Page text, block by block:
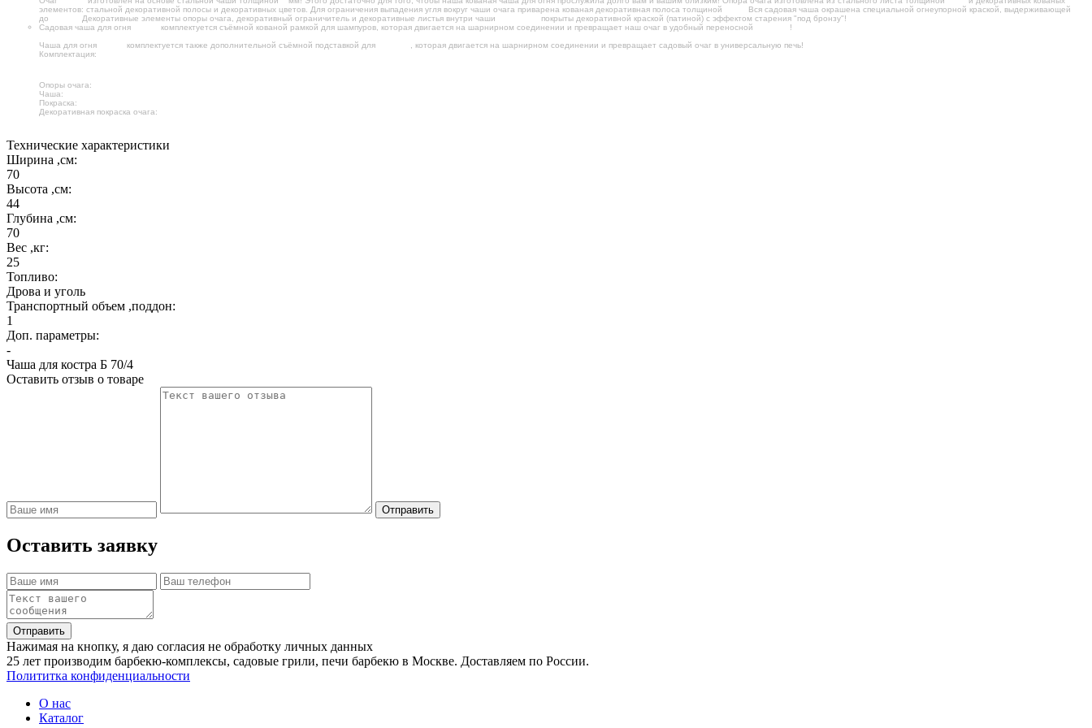
элементов: стальной декоративной полосы и декоративных цветов. Для ограничения выпадения угля вокруг чаши очага приварена кованая декоративная полоса толщиной
Вся садовая чаша окрашена специальной огнеупорной краской, выдерживающей
до
Декоративные элементы опоры очага, декоративный ограничитель и декоративные листья внутри чаши
покрыты декоративной краской (патиной) с эффектом старения "под бронзу"!
Садовая чаша для огня
комплектуется съёмной кованой рамкой для шампуров, которая двигается на шарнирном соединении и превращает наш очаг в удобный переносной
!
Чаша для огня
комплектуется также дополнительной съёмной подставкой для
, которая двигается на шарнирном соединении и превращает садовый очаг в универсальную печь!
Комплектация:
Опоры очага:
Чаша:
Покраска:
Декоративная покраска очага:
Технические характеристики
Ширина ,см:
70
Высота ,см:
44
Глубина ,см:
70
Вес ,кг:
25
Топливо:
Дрова и уголь
Транспортный объем ,поддон:
1
Доп. параметры:
-
Чаша для костра Б 70/4
Оставить отзыв о товаре
Отправить
Оставить заявку
Отправить
Нажимая на кнопку, я даю согласия не обработку личных данных
25 лет производим барбекю-комплексы, садовые грили, печи барбекю в Москве. Доставляем по России.
Полититка конфиденциальности
О нас
Каталог